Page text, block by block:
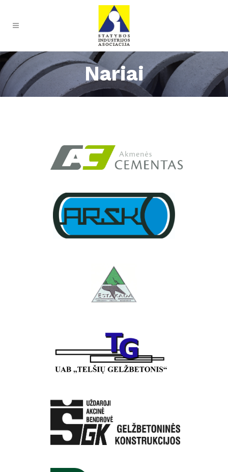
Nariai